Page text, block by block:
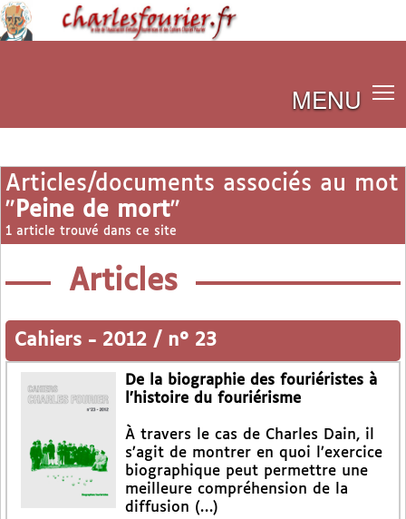
MENU
Articles/documents associés au mot
" Peine de mort"
1 article trouvé dans ce site
Articles
Cahiers - 2012 / n° 23
De la biographie des fouriéristes à
l’histoire du fouriérisme
À travers le cas de Charles Dain, il
s’agit de montrer en quoi l’exercice
biographique peut permettre une
meilleure compréhension de la
diffusion (…)